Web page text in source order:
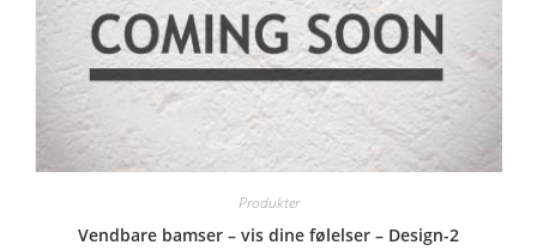
Produkter
Vendbare bamser – vis dine følelser – Design-2